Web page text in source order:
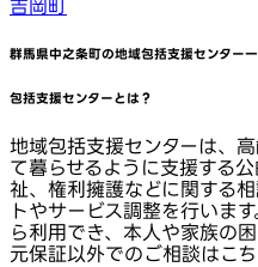
吉岡町
群馬県中之条町の地域包括支援センター
包括支援センターとは？
地域包括支援センターは、
て暮らせるように支援する
祉、権利擁護などに関する
トやサービス調整を行いま
ら利用でき、本人や家族の
元保証以外でのご相談はこ